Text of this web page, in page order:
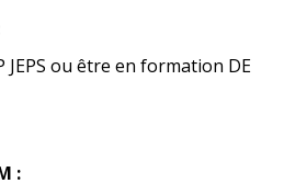
JEPS ou être en formation DE
: